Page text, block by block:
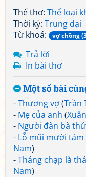
Thể thơ: Thể loại
Thời kỳ: Trung đại
Từ khoá:
vợ chồng
Trả lời
In bài thơ
Một số bài
-Thương vợ(Trần
- Mẹ của anh (
- Người đàn bà
- Lỗ mũi mười
Nam)
-Tháng chạp là
Nam)